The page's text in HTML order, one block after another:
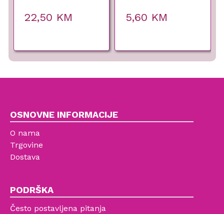
22,50 KM 5,60 KM
OSNOVNE INFORMACIJE
O nama
Trgovine
Dostava
PODRŠKA
Često postavljena pitanja